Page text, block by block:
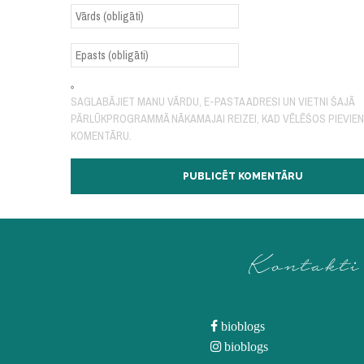
SAGLABĀJIET MANU VĀRDU, E-PASTA ADRESI UN VIETNI ŠAJĀ
PĀRLŪKPROGRAMMĀ NĀKAMAJAI REIZEI, KAD VĒLĒŠOS
KOMENTĀRU.
Kontakti
bioblogs
bioblogs